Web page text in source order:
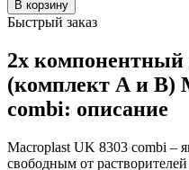
Быстрый заказ
2х компонентный
(комплект А и В)
combi: описание
Macroplast UK 8303 combi –
свободным от